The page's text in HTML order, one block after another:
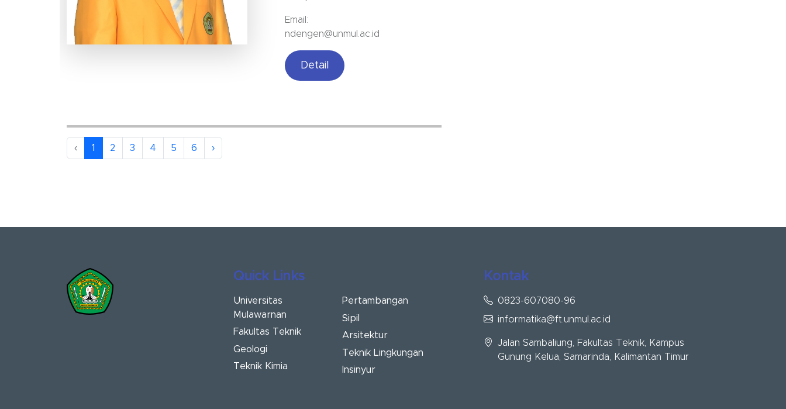
Email:
ndengen@unmul.ac.id
Detail
‹ 1 2 3 4 5 6 ›
Quick Links
Universitas
Mulawarnan
Fakultas Teknik
Geologi
Teknik Kimia
Pertambangan
Sipil
Arsitektur
Teknik Lingkungan
Insinyur
Kontak
0823-607080-96
informatika@ft.unmul.ac.id
Jalan Sambaliung, Fakultas Teknik, Kampus
Gunung Kelua, Samarinda, Kalimantan Timur